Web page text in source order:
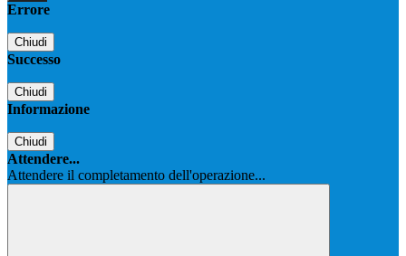
Errore
Chiudi
Successo
Chiudi
Informazione
Chiudi
Attendere...
Attendere il completamento dell'operazione...